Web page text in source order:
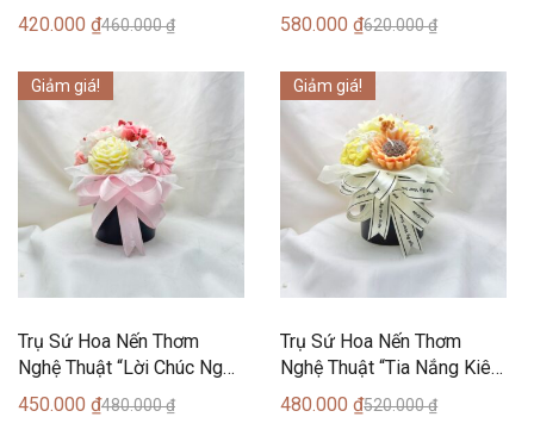
(11 Bông) – Can Lãnh
Artisanal Candles
460.000₫
420.000 ₫
Bông) – Can Lãnh Artisanal
620.000₫
580.000₫
Giảm giá!
Trụ Sứ Hoa Nến Thơm
Nghệ Thuật “Lời Chúc Ngọt
Ngào” (11 Bông) – Can
Lãnh Artisanal Candles
480.000₫
450.000 ₫
Giảm giá!
Trụ Sứ Hoa Nến Thơm
Nghệ Thuật “Tia Nắng Kiên
Định” (12 Bông) – Can Lãnh
Artisanal Candles
520.000₫
480.000₫